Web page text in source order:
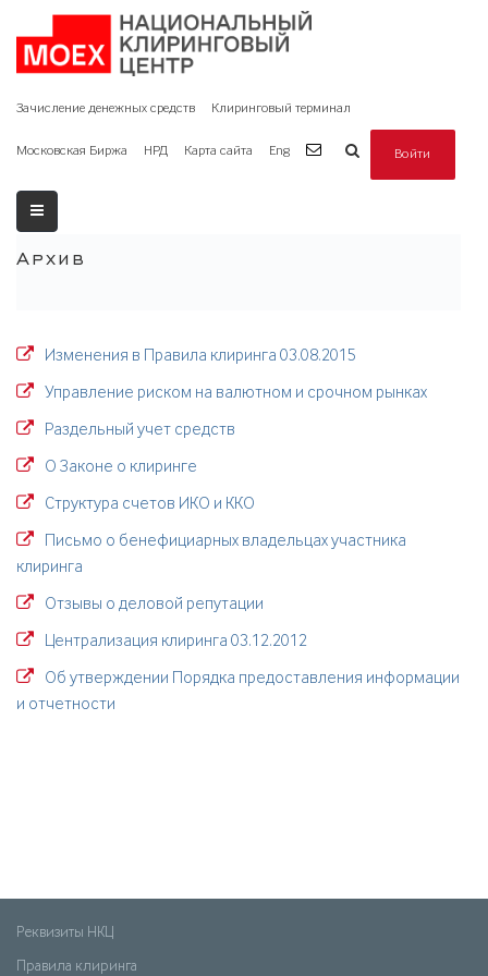
Зачисление денежных средств Клиринговый терминал
Московская Биржа НРД Карта сайта Eng Войти
Архив
Изменения в Правила клиринга 03.08.2015
Управление риском на валютном и срочном рынках
Раздельный учет средств
О Законе о клиринге
Структура счетов ИКО и ККО
Письмо о бенефициарных владельцах участника
клиринга
Отзывы о деловой репутации
Централизация клиринга 03.12.2012
Об утверждении Порядка предоставления информации
и отчетности
Реквизиты НКЦ
Правила клиринга